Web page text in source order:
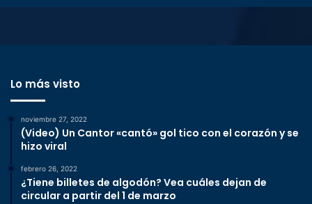
Lo más visto
noviembre 27, 2022
(Video) Un Cantor «cantó» gol tico con el corazón y se
hizo viral
febrero 26, 2022
¿Tiene billetes de algodón? Vea cuáles dejan de
circular a partir del 1 de marzo